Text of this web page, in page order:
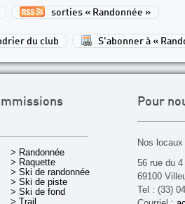
sorties « Randonnée »
du club S'abonner à «
> Randonnée
> Raquette
> Ski de randonnée
> Ski de piste
> Ski de fond
> Trail
Pour
Nos
56 rue du
69100
Tel : (33)